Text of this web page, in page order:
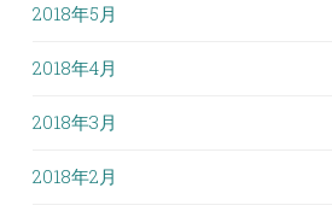
2018年5月
2018年4月
2018年3月
2018年2月